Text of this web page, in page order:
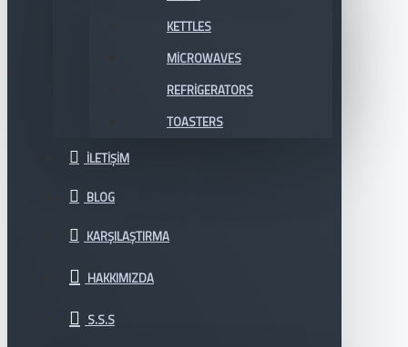
KETTLES
MICROWAVES
REFRIGERATORS
TOASTERS
İLETIŞIM
BLOG
KARŞILAŞTIRMA
HAKKIMIZDA
S.S.S